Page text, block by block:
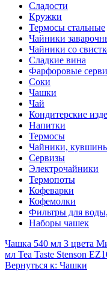
Сладости
Кружки
Термосы стальные
Чайники
Чайники со
Сладкие вина
Фарфоровые
Соки
Чашки
Чай
Кондитерские
Напитки
Термосы
Чайники,
Сервизы
Электрочайники
Термопоты
Кофеварки
Кофемолки
Фильтры для
Наборы чашек
Чашка 540 мл 3 цвета
мл Tea Taste Stenson
Вернуться к: Чашки